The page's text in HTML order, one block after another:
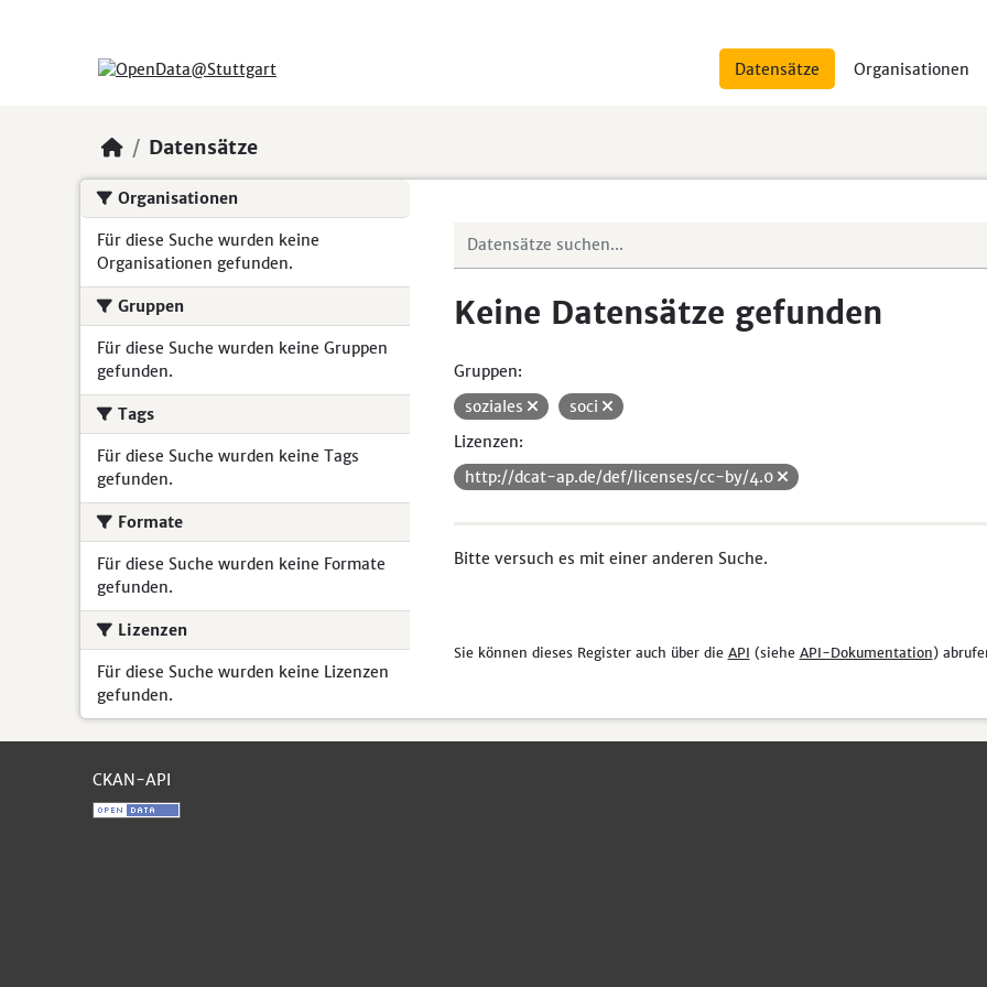
Datensätze Organisationen
Datensätze
Organisationen
Für diese Suche wurden keine
Organisationen gefunden.
Gruppen
Für diese Suche wurden keine Gruppen
gefunden.
Tags
Für diese Suche wurden keine Tags
gefunden.
Formate
Für diese Suche wurden keine Formate
gefunden.
Lizenzen
Für diese Suche wurden keine Lizenzen
gefunden.
Keine Datensätze gefunden
Gruppen:
soziales
soci
Lizenzen:
http://dcat-ap.de/def/licenses/cc-by/4.0
Bitte versuch es mit einer anderen Suche.
Sie können dieses Register auch über die API (siehe API-Dokumentation)
CKAN-API